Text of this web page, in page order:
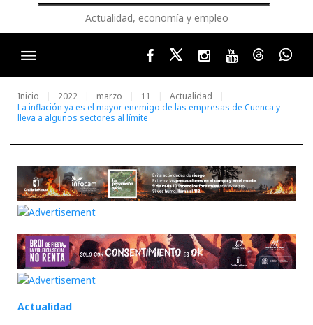
Actualidad, economía y empleo
FacebookTwitterInstagram
YoutubeThreads
Inicio 2022 marzo 11
Actualidad
La inflación ya es el mayor enemigo de las empresas de Cuenca y
lleva a algunos sectores al límite
Actualidad